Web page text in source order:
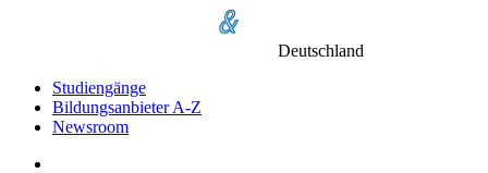
Deutschland
Studiengänge
Bildungsanbieter A-Z
Newsroom